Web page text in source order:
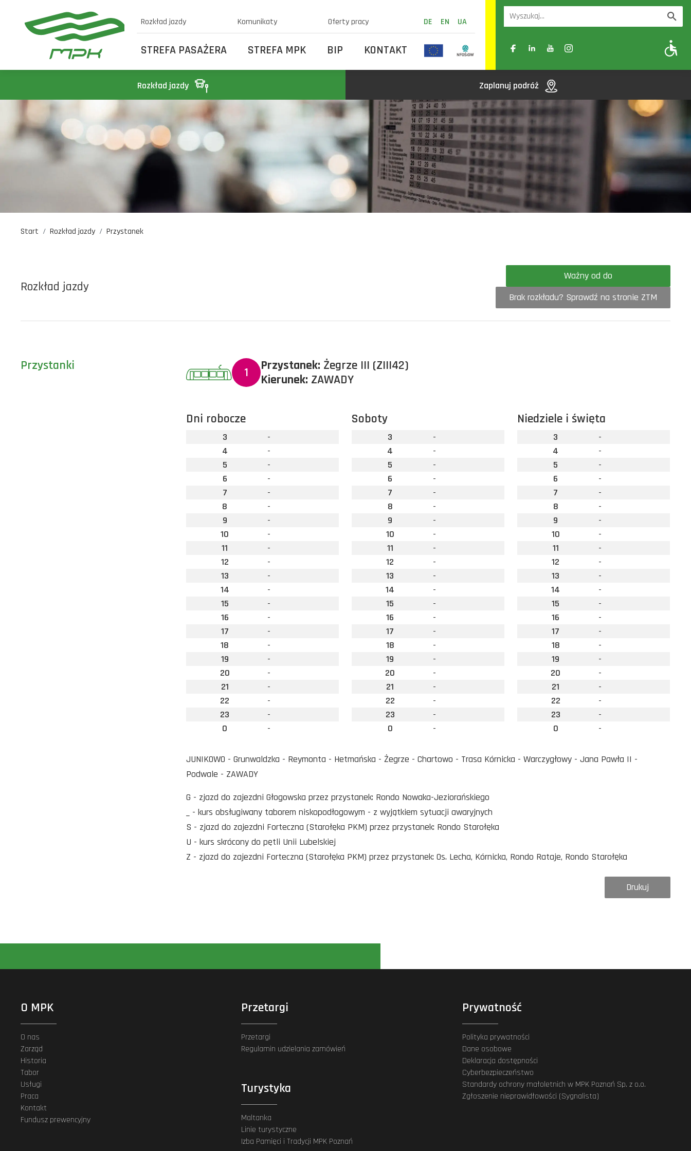
Rozkład jazdy Komunikaty Oferty pracy DE EN UA
STREFA PASAŻERA STREFA MPK BIP KONTAKT A- A A+
Rozkład jazdy Zaplanuj podróż
Start Rozkład jazdy Przystanek
Rozkład jazdy
Ważny od do
Brak rozkładu? Sprawdź na stronie ZTM
Przystanki 1 Przystanek: Żegrze III (ZIII42)
Kierunek: ZAWADY
Dni robocze
3
-
4
-
5
-
6
-
7
-
8
-
9
-
10
-
11
-
12
-
13
-
14
-
15
-
16
-
17
-
18
-
19
-
20
-
21
-
22
-
23
-
0
-
Soboty
3
-
4
-
5
-
6
-
7
-
8
-
9
-
10
-
11
-
12
-
13
-
14
-
15
-
16
-
17
-
18
-
19
-
20
-
21
-
22
-
23
-
0
-
Niedziele i święta
3
-
4
-
5
-
6
-
7
-
8
-
9
-
10
-
11
-
12
-
13
-
14
-
15
-
16
-
17
-
18
-
19
-
20
-
21
-
22
-
23
-
0
-
JUNIKOWO - Grunwaldzka - Reymonta - Hetmańska - Żegrze - Chartowo - Trasa Kórnicka - Warczygłowy - Jana Pawła II -
Podwale - ZAWADY
G - zjazd do zajezdni Głogowska przez przystanek: Rondo Nowaka-Jeziorańskiego
_ - kurs obsługiwany taborem niskopodłogowym - z wyjątkiem sytuacji awaryjnych
S - zjazd do zajezdni Forteczna (Starołęka PKM) przez przystanek: Rondo Starołęka
U - kurs skrócony do pętli Unii Lubelskiej
Z - zjazd do zajezdni Forteczna (Starołęka PKM) przez przystanek: Os. Lecha, Kórnicka, Rondo Rataje, Rondo Starołęka
Drukuj
O MPK
O nas
Zarząd
Historia
Tabor
Usługi
Praca
Kontakt
Fundusz prewencyjny
Przetargi
Przetargi
Regulamin udzielania zamówień
Turystyka
Maltanka
Linie turystyczne
Izba Pamięci i Tradycji MPK Poznań
Prywatność
Polityka prywatności
Dane osobowe
Deklaracja dostępności
Cyberbezpieczeństwo
Standardy ochrony małoletnich w MPK Poznań Sp. z o.o.
Zgłoszenie nieprawidłowości (Sygnalista)